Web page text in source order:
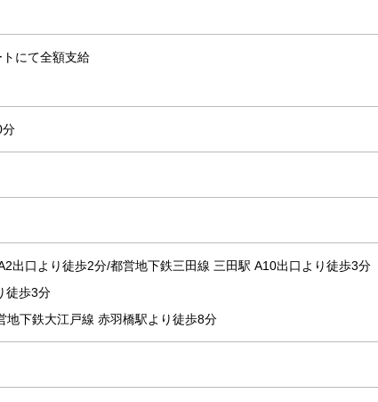
にて全額支給
出口より徒歩2分/都営地下鉄三田線 三田駅 A10出口より徒歩3分
徒歩3分
地下鉄大江戸線 赤羽橋駅より徒歩8分